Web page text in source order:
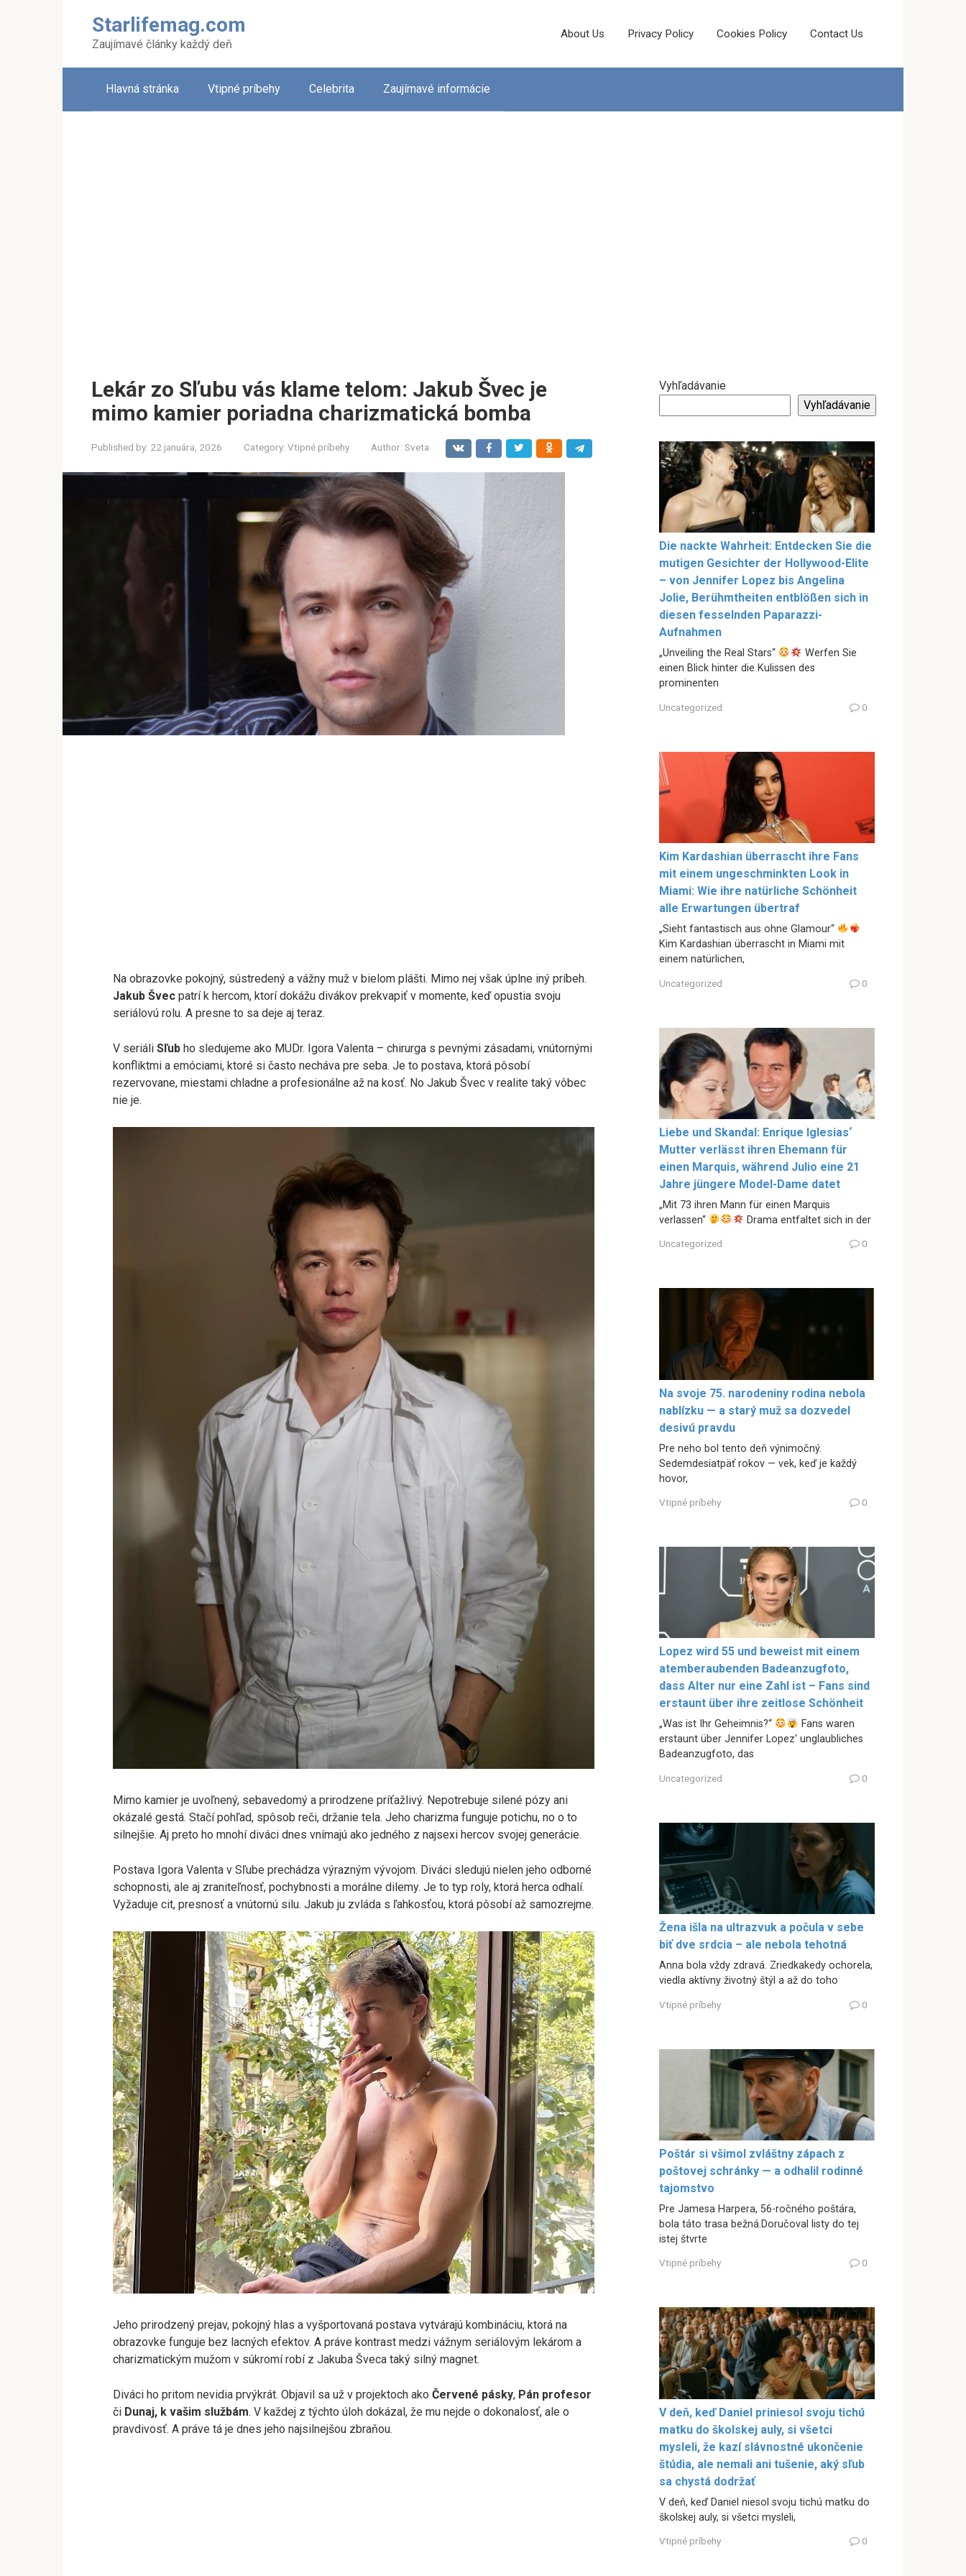
Starlifemag.com
Zaujímavé články každý deň
About Us Privacy Policy Cookies Policy Contact Us
Hlavná stránka Vtipné príbehy Celebrita Zaujímavé informácie
Lekár zo Sľubu vás klame telom: Jakub Švec je
mimo kamier poriadna charizmatická bomba
Published by: 22 januára, 2026 Category: Vtipné príbehy Author: Sveta
Na obrazovke pokojný, sústredený a vážny muž v bielom plášti. Mimo nej však úplne iný príbeh.
Jakub Švec patrí k hercom, ktorí dokážu divákov prekvapiť v momente, keď opustia svoju
seriálovú rolu. A presne to sa deje aj teraz.
V seriáli Sľub ho sledujeme ako MUDr. Igora Valenta – chirurga s pevnými zásadami, vnútornými
konfliktmi a emóciami, ktoré si často necháva pre seba. Je to postava, ktorá pôsobí
rezervovane, miestami chladne a profesionálne až na kosť. No Jakub Švec v realite taký vôbec
nie je.
Mimo kamier je uvoľnený, sebavedomý a prirodzene príťažlivý. Nepotrebuje silené pózy ani
okázalé gestá. Stačí pohľad, spôsob reči, držanie tela. Jeho charizma funguje potichu, no o to
silnejšie. Aj preto ho mnohí diváci dnes vnímajú ako jedného z najsexi hercov svojej generácie.
Postava Igora Valenta v Sľube prechádza výrazným vývojom. Diváci sledujú nielen jeho odborné
schopnosti, ale aj zraniteľnosť, pochybnosti a morálne dilemy. Je to typ roly, ktorá herca odhalí.
Vyžaduje cit, presnosť a vnútornú silu. Jakub ju zvláda s ľahkosťou, ktorá pôsobí až samozrejme.
Jeho prirodzený prejav, pokojný hlas a vyšportovaná postava vytvárajú kombináciu, ktorá na
obrazovke funguje bez lacných efektov. A práve kontrast medzi vážnym seriálovým lekárom a
charizmatickým mužom v súkromí robí z Jakuba Šveca taký silný magnet.
Diváci ho pritom nevidia prvýkrát. Objavil sa už v projektoch ako Červené pásky, Pán profesor
či Dunaj, k vašim službám. V každej z týchto úloh dokázal, že mu nejde o dokonalosť, ale o
pravdivosť. A práve tá je dnes jeho najsilnejšou zbraňou.
Vyhľadávanie
Vyhľadávanie
Die nackte Wahrheit: Entdecken Sie die
mutigen Gesichter der Hollywood-Elite
– von Jennifer Lopez bis Angelina
Jolie, Berühmtheiten entblößen sich in
diesen fesselnden Paparazzi-
Aufnahmen
„Unveiling the Real Stars“
Werfen Sie
einen Blick hinter die Kulissen des
prominenten
Uncategorized 0
Kim Kardashian überrascht ihre Fans
mit einem ungeschminkten Look in
Miami: Wie ihre natürliche Schönheit
alle Erwartungen übertraf
„Sieht fantastisch aus ohne Glamour“
Kim Kardashian überrascht in Miami mit
einem natürlichen,
Uncategorized 0
Liebe und Skandal: Enrique Iglesias‘
Mutter verlässt ihren Ehemann für
einen Marquis, während Julio eine 21
Jahre jüngere Model-Dame datet
„Mit 73 ihren Mann für einen Marquis
verlassen“
Drama entfaltet sich in der
Uncategorized 0
Na svoje 75. narodeniny rodina nebola
nablízku — a starý muž sa dozvedel
desivú pravdu
Pre neho bol tento deň výnimočný.
Sedemdesiatpäť rokov — vek, keď je každý
hovor,
Vtipné príbehy 0
Lopez wird 55 und beweist mit einem
atemberaubenden Badeanzugfoto,
dass Alter nur eine Zahl ist – Fans sind
erstaunt über ihre zeitlose Schönheit
„Was ist Ihr Geheimnis?“
Fans waren
erstaunt über Jennifer Lopez‘ unglaubliches
Badeanzugfoto, das
Uncategorized 0
Žena išla na ultrazvuk a počula v sebe
biť dve srdcia – ale nebola tehotná
Anna bola vždy zdravá. Zriedkakedy ochorela,
viedla aktívny životný štýl a až do toho
Vtipné príbehy 0
Poštár si všimol zvláštny zápach z
poštovej schránky — a odhalil rodinné
tajomstvo
Pre Jamesa Harpera, 56-ročného poštára,
bola táto trasa bežná.Doručoval listy do tej
istej štvrte
Vtipné príbehy 0
V deň, keď Daniel priniesol svoju tichú
matku do školskej auly, si všetci
mysleli, že kazí slávnostné ukončenie
štúdia, ale nemali ani tušenie, aký sľub
sa chystá dodržať
V deň, keď Daniel niesol svoju tichú matku do
školskej auly, si všetci mysleli,
Vtipné príbehy 0